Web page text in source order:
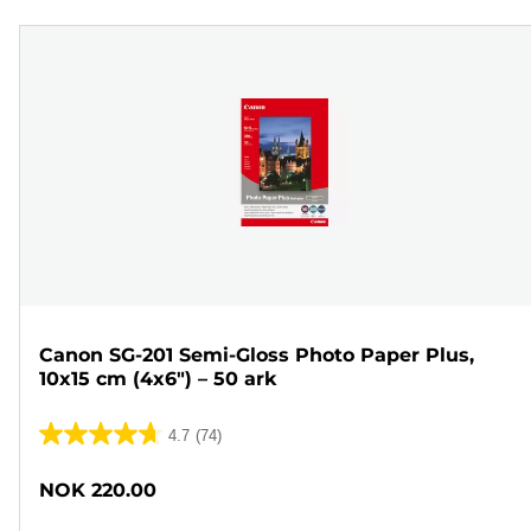
Canon SG-201 Semi-Gloss Photo Paper Plus,
10x15 cm (4x6") – 50 ark
4.7 (74)
4.7
5
NOK 220.00